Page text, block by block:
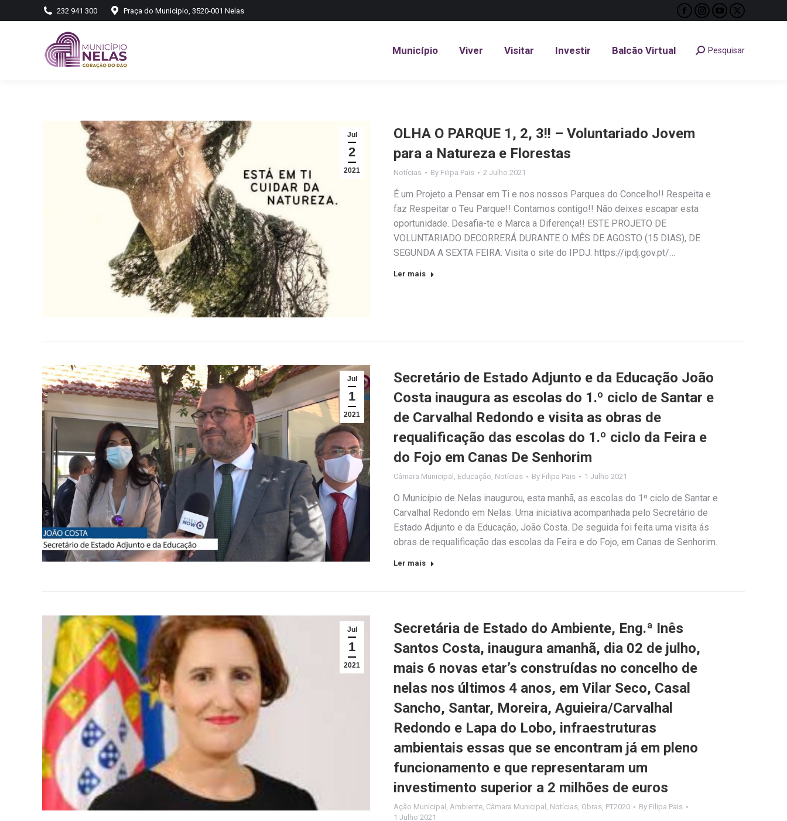
232 941 300 Praça do Municipio, 3520-001 Nelas
Facebook
opens
Instagram
opens
YouTube
opens
X
opens
Município Viver Visitar Investir Balcão Virtual Search:Pesquisar
Jul
2
2021
OLHA O PARQUE 1, 2, 3!! – Voluntariado Jovem
para a Natureza e Florestas
Notícias By Filipa Pais 2 Julho 2021
É um Projeto a Pensar em Ti e nos nossos Parques do Concelho!! Respeita e
faz Respeitar o Teu Parque!! Contamos contigo!! Não deixes escapar esta
oportunidade. Desafia-te e Marca a Diferença!! ESTE PROJETO DE
VOLUNTARIADO DECORRERÁ DURANTE O MÊS DE AGOSTO (15 DIAS), DE
SEGUNDA A SEXTA FEIRA. Visita o site do IPDJ: https://ipdj.gov.pt/…
Ler mais
Jul
1
2021
Secretário de Estado Adjunto e da Educação João
Costa inaugura as escolas do 1.º ciclo de Santar e
de Carvalhal Redondo e visita as obras de
requalificação das escolas do 1.º ciclo da Feira e
do Fojo em Canas De Senhorim
Câmara Municipal Educação Notícias By Filipa Pais 1 Julho 2021
O Município de Nelas inaugurou, esta manhã, as escolas do 1º ciclo de Santar e
Carvalhal Redondo em Nelas. Uma iniciativa acompanhada pelo Secretário de
Estado Adjunto e da Educação, João Costa. De seguida foi feita uma visita ás
obras de requalificação das escolas da Feira e do Fojo, em Canas de Senhorim.
Ler mais
Jul
1
2021
Secretária de Estado do Ambiente, Eng.ª Inês
Santos Costa, inaugura amanhã, dia 02 de julho,
mais 6 novas etar’s construídas no concelho de
nelas nos últimos 4 anos, em Vilar Seco, Casal
Sancho, Santar, Moreira, Aguieira/Carvalhal
Redondo e Lapa do Lobo, infraestruturas
ambientais essas que se encontram já em pleno
funcionamento e que representaram um
investimento superior a 2 milhões de euros
Ação Municipal Ambiente Câmara Municipal Notícias Obras PT2020 By Filipa Pais
1 Julho 2021
Município Viver Visitar Investir Balcão Virtual Search:
Pesquisar